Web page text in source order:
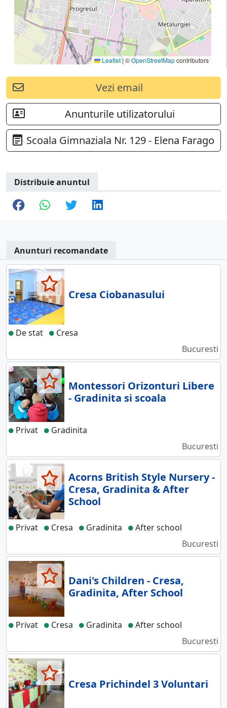
Leaflet | ©OpenStreetMapcontributors
Vezi email
Anunturile utilizatorului
Scoala Gimnaziala Nr. 129 - Elena Farago
Distribuie anuntul
Anunturi recomandate
Cresa Ciobanasului
De stat
Cresa
Bucuresti
Montessori Orizonturi Libere
- Gradinita si scoala
Privat
Gradinita
Bucuresti
Acorns British Style Nursery -
Cresa, Gradinita & After
School
Privat Cresa Gradinita
After school
Bucuresti
Dani's Children - Cresa,
Gradinita, After School
Privat Cresa Gradinita
After school
Bucuresti
Cresa Prichindel 3 Voluntari